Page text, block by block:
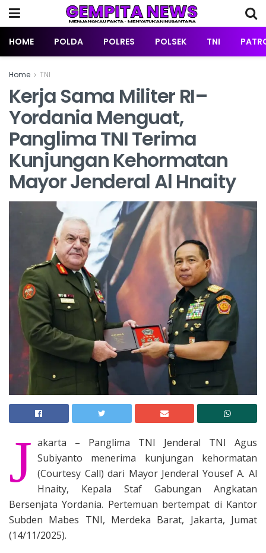
HOME POLDA POLRES POLSEK TNI
Home TNI
Kerja Sama Militer RI–
Yordania Menguat,
Panglima TNI Terima
Kunjungan Kehormatan
Mayor Jenderal Al Hnaity
J akarta – Panglima TNI Jenderal TNI Agus
Subiyanto menerima kunjungan kehormatan
(Courtesy Call) dari Mayor Jenderal Yousef A. Al
Hnaity, Kepala Staf Gabungan Angkatan
Bersenjata Yordania. Pertemuan bertempat di Kantor
Subden Mabes TNI, Merdeka Barat, Jakarta, Jumat
(14/11/2025).